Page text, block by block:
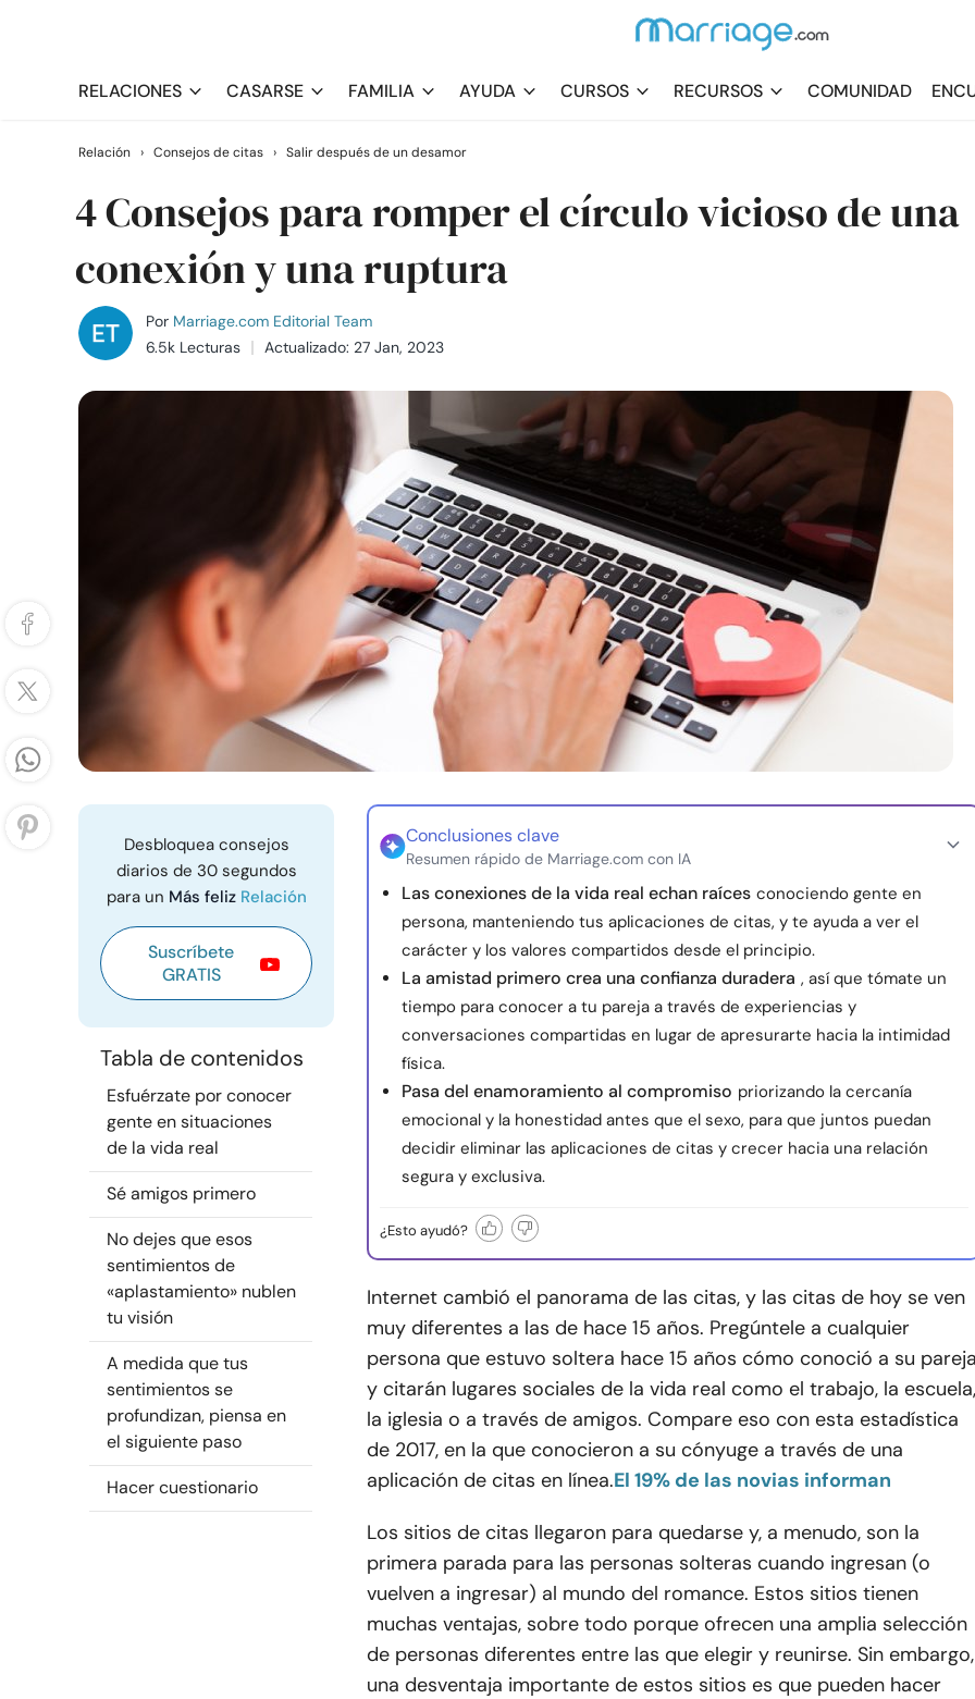
RELACIONES CASARSE FAMILIA AYUDA CURSOS RECURSOS COMUNIDAD
Relación › Consejos de citas › Salir después de un desamor
4 Consejos para romper el círculo vicioso de una
conexión y una ruptura
Por Marriage.com Editorial Team
6.5k Lecturas
Actualizado: 27 Jan, 2023
Desbloquea consejos
diarios de 30 segundos
para un Más feliz Relación
Suscríbete
GRATIS
Tabla de contenidos
Esfuérzate por conocer
gente en situaciones
de la vida real
Sé amigos primero
No dejes que esos
sentimientos de
«aplastamiento» nublen
tu visión
A medida que tus
sentimientos se
profundizan, piensa en
el siguiente paso
Hacer cuestionario
Conclusiones clave
Resumen rápido de Marriage.com con IA
Las conexiones de la vida real echan raíces conociendo gente en
persona, manteniendo tus aplicaciones de citas, y te ayuda a ver el
carácter y los valores compartidos desde el principio.
La amistad primero crea una confianza duradera , así que tómate un
tiempo para conocer a tu pareja a través de experiencias y
conversaciones compartidas en lugar de apresurarte hacia la intimidad
física.
Pasa del enamoramiento al compromiso priorizando la cercanía
emocional y la honestidad antes que el sexo, para que juntos puedan
decidir eliminar las aplicaciones de citas y crecer hacia una relación
segura y exclusiva.
¿Esto ayudó?
Internet cambió el panorama de las citas, y las citas de hoy se ven
muy diferentes a las de hace 15 años. Pregúntele a cualquier
persona que estuvo soltera hace 15 años cómo conoció a su
y citarán lugares sociales de la vida real como el trabajo, la escuela,
la iglesia o a través de amigos. Compare eso con esta estadística
de 2017, en la que conocieron a su cónyuge a través de una
aplicación de citas en línea.El 19% de las novias informan
Los sitios de citas llegaron para quedarse y, a menudo, son la
primera parada para las personas solteras cuando ingresan (o
vuelven a ingresar) al mundo del romance. Estos sitios tienen
muchas ventajas, sobre todo porque ofrecen una amplia selección
de personas diferentes entre las que elegir y reunirse. Sin embargo,
una desventaja importante de estos sitios es que pueden hacer